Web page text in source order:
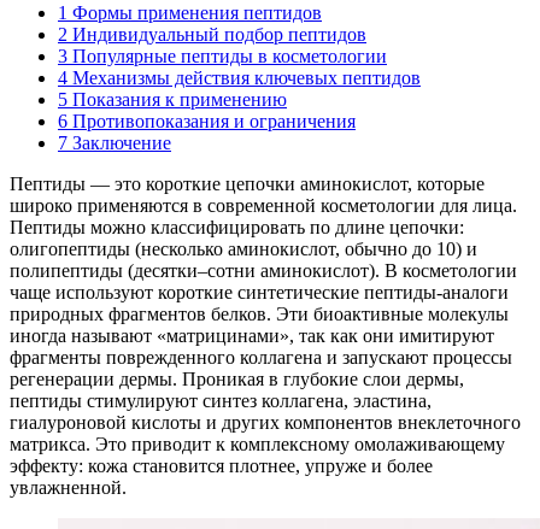
1 Формы применения пептидов
2 Индивидуальный подбор пептидов
3 Популярные пептиды в косметологии
4 Механизмы действия ключевых пептидов
5 Показания к применению
6 Противопоказания и ограничения
7 Заключение
Пептиды — это короткие цепочки аминокислот, которые
широко применяются в современной косметологии для лица.
Пептиды можно классифицировать по длине цепочки:
олигопептиды (несколько аминокислот, обычно до 10) и
полипептиды (десятки–сотни аминокислот). В косметологии
чаще используют короткие синтетические пептиды-аналоги
природных фрагментов белков. Эти биоактивные молекулы
иногда называют «матрицинами», так как они имитируют
фрагменты поврежденного коллагена и запускают процессы
регенерации дермы. Проникая в глубокие слои дермы,
пептиды стимулируют синтез коллагена, эластина,
гиалуроновой кислоты и других компонентов внеклеточного
матрикса. Это приводит к комплексному омолаживающему
эффекту: кожа становится плотнее, упруже и более
увлажненной.